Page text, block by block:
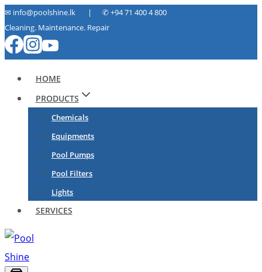
Skip
to
content
✉ info@poolshine.lk | ✆+94 71 400 4 800
Cleaning. Maintenance. Repair
HOME
PRODUCTS
Chemicals
Equipments
Pool Pumps
Pool Filters
Lights
SERVICES